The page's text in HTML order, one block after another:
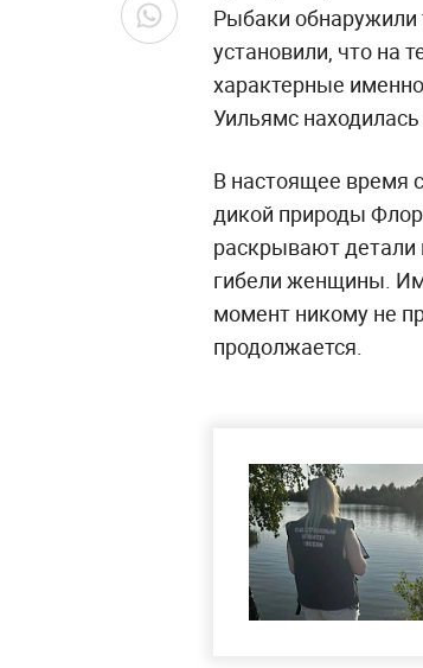
Рыбаки обнаружили
установили, что на
характерные
Уильямс
В настоящее время
дикой природы
раскрывают детали
гибели женщины.
момент никому не
продолжается.